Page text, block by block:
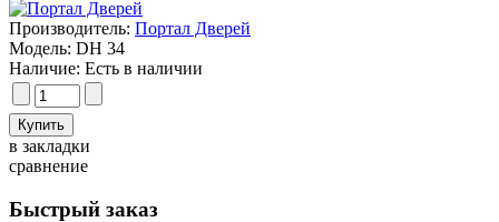
Производитель: Портал Дверей
Модель: DH 34
Наличие: Есть в наличии
в закладки
сравнение
Быстрый заказ